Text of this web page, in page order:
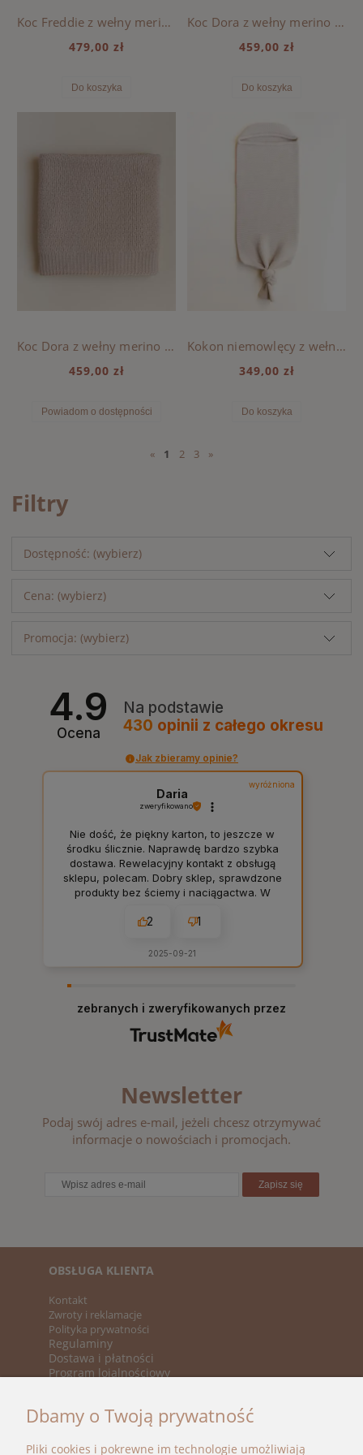
Koc Freddie z wełny merino HVID - Sand
479,00 zł
Do koszyka
Koc Dora z wełny merino HVID - Cream
459,00 zł
Do koszyka
Koc Dora z wełny merino HVID - Oat
459,00 zł
Powiadom o dostępności
Kokon niemowlęcy z wełny merino Hvid - Cream
349,00 zł
Do koszyka
« 1 2 3 »
Filtry
Dostępność: (wybierz)
Cena: (wybierz)
Promocja: (wybierz)
4.9
Ocena
Na podstawie
430 opinii z całego okresu
Jak zbieramy opinie?
wyróżniona
Daria
zweryfikowano
Nie dość, że piękny karton, to jeszcze w
środku ślicznie. Naprawdę bardzo szybka
dostawa. Rewelacyjny kontakt z obsługą
sklepu, polecam. Dobry sklep, sprawdzone
produkty bez ściemy i naciągactwa. W
2 1
2025-09-21
zebranych i zweryfikowanych przez
Newsletter
Podaj swój adres e-mail, jeżeli chcesz otrzymywać
informacje o nowościach i promocjach.
Zapisz się
OBSŁUGA KLIENTA
Kontakt
Zwroty i reklamacje
Polityka prywatności
Regulaminy
Dostawa i płatności
Program lojalnościowy
Promocje
Dbamy o Twoją prywatność
Pliki cookies i pokrewne im technologie umożliwiają